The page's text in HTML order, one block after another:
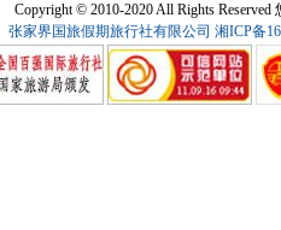
Copyright © 2010-2020 All Rights
张家界国旅假期旅行社有限公司 湘ICP备